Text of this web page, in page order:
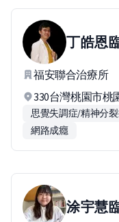
丁皓恩
福安聯合治療所
330台灣桃園市桃
思覺失調症/精神分
網路成癮
涂宇慧